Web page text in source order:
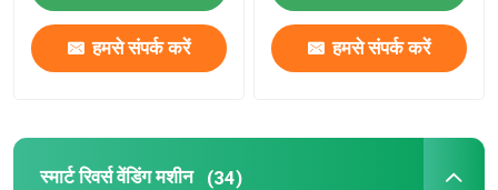
हमसे संपर्क करें हमसे संपर्क करें
स्मार्ट रिवर्स वेंडिंग मशीन (34)